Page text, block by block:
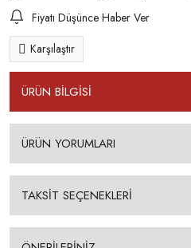
Fiyatı Düşünce Haber Ver
Karşılaştır
ÜRÜN BİLGİSİ
ÜRÜN YORUMLARI
TAKSİT SEÇENEKLERİ